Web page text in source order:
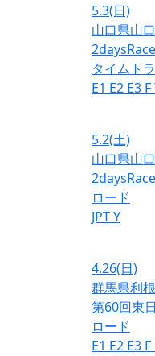
5.3(日)
山口県山
タイムト
E1 E2 E3 F
5.2(土)
山口県山
ロード
JPTY
4.26(日)
群馬県利
第60回東
ロード
E1 E2 E3 F